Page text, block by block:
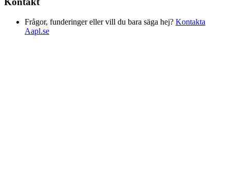
Frågor, funderinger eller vill du bara säga hej? Kontakta
Aapl.se